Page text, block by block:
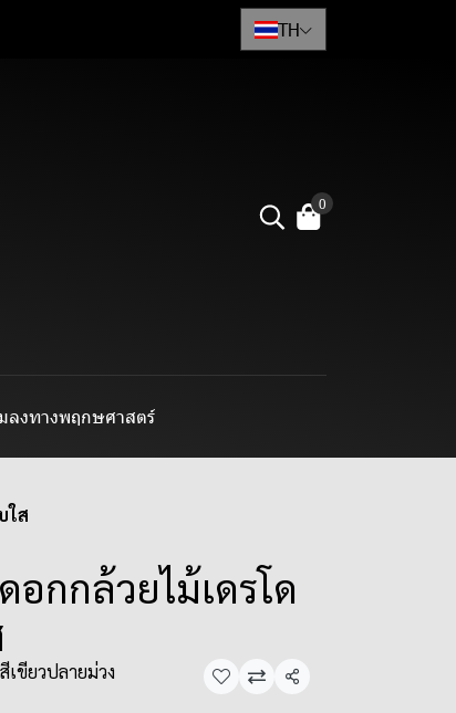
TH
0
ลงทางพฤกษศาสตร์
ใส
กกล้วยไม้เดรโด
สีเขียวปลายม่วง
แชร์